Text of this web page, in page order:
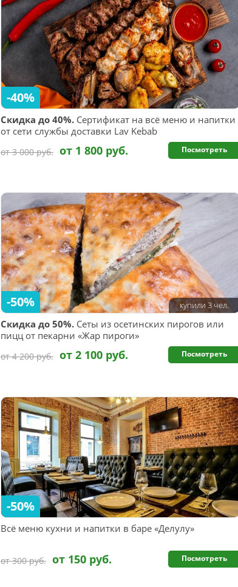
Скидка до 40%. Сертификат на всё меню и напитки
от сети службы доставки Lav Kebab
-40%
от 3 000 руб. от 1 800 руб. Посмотреть
Скидка до 50%. Сеты из осетинских пирогов или
пицц от пекарни «Жар пироги»
-50% купили 3 чел.
от 4 200 руб. от 2 100 руб. Посмотреть
Всё меню кухни и напитки в баре «Делулу»
-50%
от 300 руб. от 150 руб. Посмотреть